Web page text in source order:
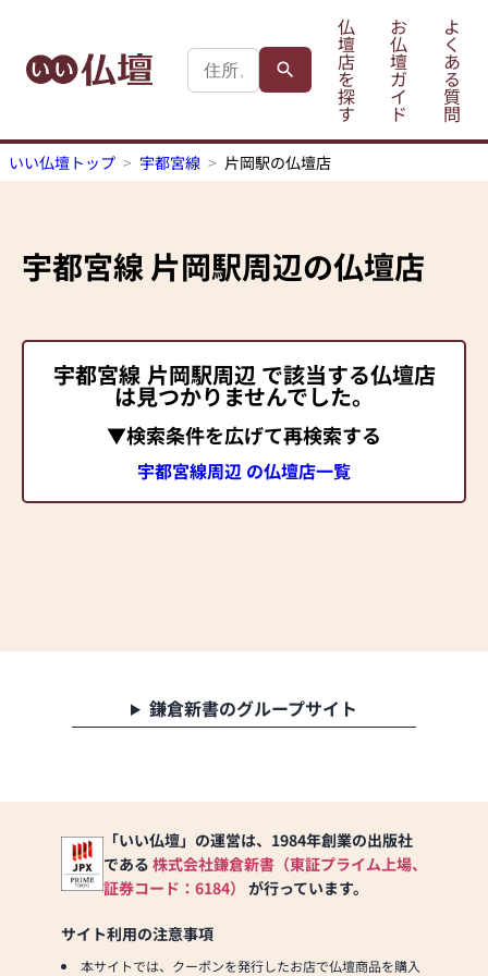
仏
壇
店
を
探
す
お
仏
壇
ガ
イ
ド
よ
く
あ
る
質
問
いい仏壇トップ 宇都宮線 片岡駅の仏壇店
宇都宮線片岡駅周辺の仏壇店
宇都宮線 片岡駅周辺 で該当する仏壇店
は見つかりませんでした。
▼検索条件を広げて再検索する
宇都宮線周辺 の仏壇店一覧
鎌倉新書のグループサイト
「いい仏壇」の運営は、1984年創業の出版社
である 株式会社鎌倉新書（東証プライム上場、
証券コード：6184） が行っています。
サイト利用の注意事項
本サイトでは、クーポンを発行したお店で仏壇商品を購入